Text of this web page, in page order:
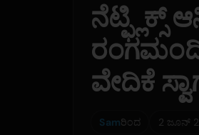
ವೇದಿಕೆ
Samರಿಂದ 2 ಜೂನ್